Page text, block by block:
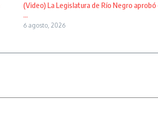
(Video) La Legislatura de Río Negro
...
6 agosto, 2026